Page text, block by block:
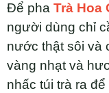
Để pha Trà Hoa
người dùng chỉ
nước thật sôi và
vàng nhạt và
nhấc túi trà ra